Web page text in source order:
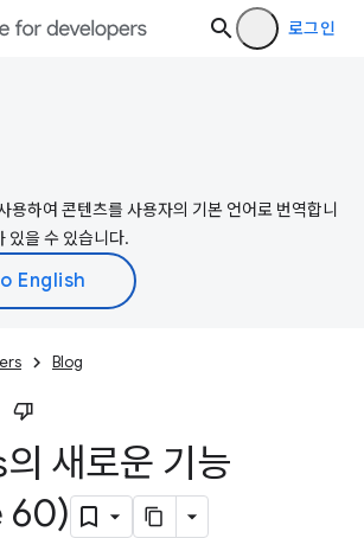
로그인
하여 콘텐츠를 사용자의 기본 언어로 번역합니
있을 수 있습니다.
Blog
새로운 기능
60)